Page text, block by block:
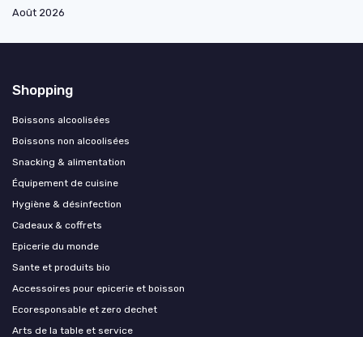
Août 2026
Shopping
Boissons alcoolisées
Boissons non alcoolisées
Snacking & alimentation
Équipement de cuisine
Hygiène & désinfection
Cadeaux & coffrets
Epicerie du monde
Sante et produits bio
Accessoires pour epicerie et boisson
Ecoresponsable et zero dechet
Arts de la table et service